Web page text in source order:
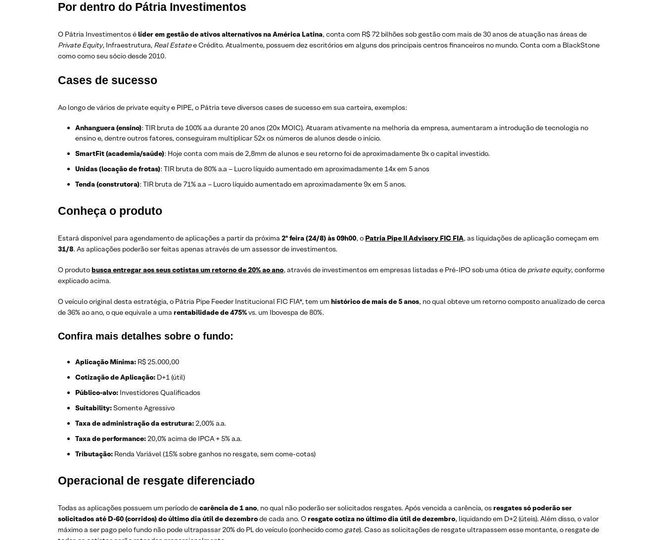
Por dentro do Pátria Investimentos
O Pátria Investimentos élíder em gestão de ativos alternativos na América Latina, conta com R$ 72 bilhões sob gestão com mais de 30 anos de atuação nas áreas de
Private Equity, Infraestrutura, Real Estatee Crédito. Atualmente, possuem dez escritórios em alguns dos principais centros financeiros no mundo. Conta com a BlackStone
como como seu sócio desde 2010.
Cases de sucesso
Ao longo de vários de private equity e PIPE, o Pátria teve diversos cases de sucesso em sua carteira, exemplos:
Anhanguera (ensino): TIR bruta de 100% a.a durante 20 anos (20x MOIC). Atuaram ativamente na melhoria da empresa, aumentaram a introdução de tecnologia no
ensino e, dentre outros fatores, conseguiram multiplicar 52x os números de alunos desde o início.
SmartFit (academia/saúde): Hoje conta com mais de 2,8mm de alunos e seu retorno foi de aproximadamente 9x o capital investido.
Unidas (locação de frotas): TIR bruta de 80% a.a – Lucro líquido aumentado em aproximadamente 14x em 5 anos
Tenda (construtora): TIR bruta de 71% a.a – Lucro líquido aumentado em aproximadamente 9x em 5 anos.
Conheça o produto
Estará disponível para agendamento de aplicações a partir da próxima 2ª feira (24/8) às 09h00, o Patria Pipe II Advisory FIC FIA, as liquidações de aplicação começam em
31/8. As aplicações poderão ser feitas apenas através de um assessor de investimentos.
O produtobusca entregar aos seus cotistas um retorno de 20% ao ano, através de investimentos em empresas listadas e Pré-IPO sob uma ótica de private equity, conforme
explicado acima.
O veículo original desta estratégia, o Pátria Pipe Feeder Institucional FIC FIA*, tem um histórico de mais de 5 anos, no qual obteve um retorno composto anualizado de cerca
de 36% ao ano, o que equivale a uma rentabilidade de 475%vs. um Ibovespa de 80%.
Confira mais detalhes sobre o fundo:
Aplicação Mínima: R$ 25.000,00
Cotização de Aplicação: D+1 (útil)
Público-alvo: Investidores Qualificados
Suitability:Somente Agressivo
Taxa de administração da estrutura: 2,00% a.a.
Taxa de performance: 20,0% acima de IPCA + 5% a.a.
Tributação: Renda Variável (15% sobre ganhos no resgate, sem come-cotas)
Operacional de resgate diferenciado
Todas as aplicações possuem um período decarência de 1 ano, no qual não poderão ser solicitados resgates. Após vencida a carência, os resgates só poderão ser
solicitados até D-60 (corridos) do último dia útil de dezembrode cada ano. Oresgate cotiza no último dia útil de dezembro, liquidando em D+2 (úteis). Além disso, o valor
máximo a ser pago pelo fundo não pode ultrapassar 20% do PL do veículo (conhecido como gate). Caso as solicitações de resgate ultrapassem esse montante, o resgate de